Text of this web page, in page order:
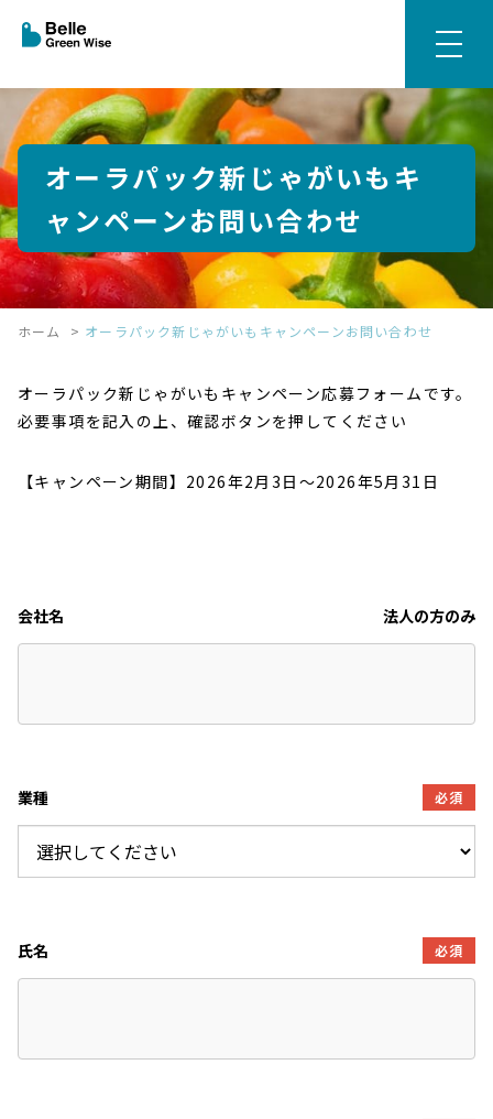
オーラパック新じゃがいもキ
ャンペーンお問い合わせ
ホーム > オーラパック新じゃがいもキャンペーンお問い合わせ
オーラパック新じゃがいもキャンペーン応募フォームです。
必要事項を記入の上、確認ボタンを押してください
【キャンペーン期間】2026年2月3日～2026年5月31日
会社名 法人の方のみ
業種 必須
氏名 必須